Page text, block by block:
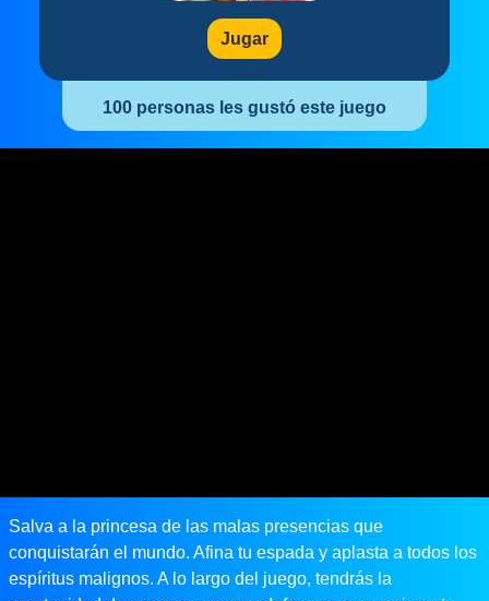
Jugar
100 personas les gustó este juego
Salva a la princesa de las malas presencias que
conquistarán el mundo. Afina tu espada y aplasta a todos los
espíritus malignos. A lo largo del juego, tendrás la